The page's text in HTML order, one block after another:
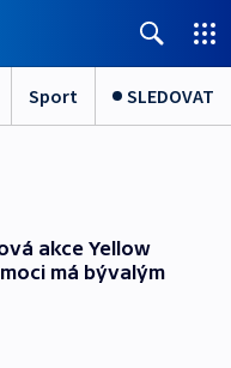
Sport SLEDOVAT
akce Yellow
má bývalým